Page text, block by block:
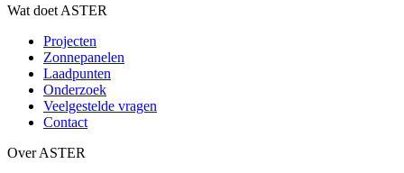
Wat doet ASTER
Projecten
Zonnepanelen
Laadpunten
Onderzoek
Veelgestelde vragen
Contact
Over ASTER